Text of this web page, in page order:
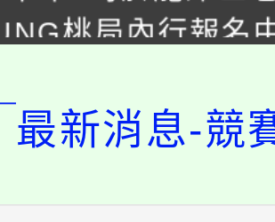
動。
桃局內行報名
桃園市運動會8/
及游泳池舉行。
市低收入戶享有免
惠，中低收入戶
造教育及科技中
最新消息-競